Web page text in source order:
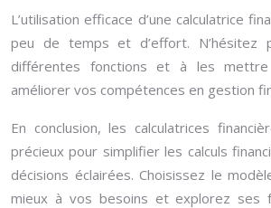
L’utilisation efficace d’une calculatrice
peu de temps et d’effort. N’hésitez
différentes fonctions et à les
améliorer vos compétences en gestion
En conclusion, les calculatrices
précieux pour simplifier les calculs
décisions éclairées. Choisissez le
mieux à vos besoins et explorez ses